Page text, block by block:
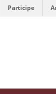
Participe